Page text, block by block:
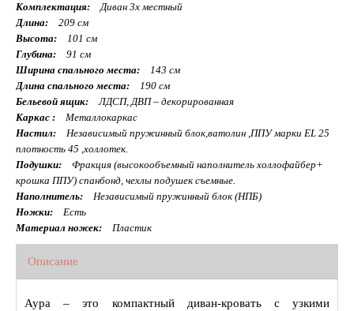
Комплектация:
Диван 3х местный
Длина:
209 см
Высота:
101 см
Глубина:
91 см
Ширина спального места:
143 см
Длина спального места:
190 см
Бельевой ящик:
ЛДСП, ДВП – декорированная
Каркас :
Металлокаркас
Настил:
Независимый пружинный блок,ватолин ,ППУ марки EL 25
плотность 45 ,холлотек.
Подушки:
Фракция (высокообъемный наполнитель холлофайбер+
крошка ППУ) спанбонд, чехлы подушек съемные.
Наполнитель:
Независимый пружинный блок (НПБ)
Ножки:
Есть
Материал ножек:
Пластик
Описание
Аура – это компактный диван-кровать с узкими